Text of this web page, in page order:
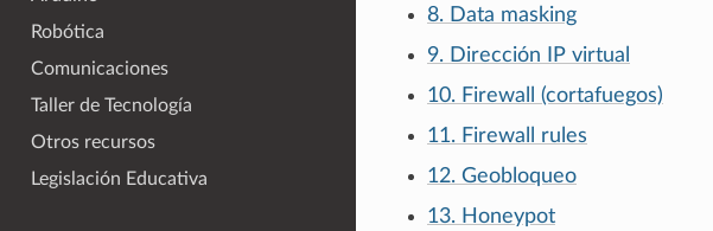
8. Data masking
9. Dirección IP virtual
10. Firewall (cortafuegos)
11. Firewall rules
12. Geobloqueo
13. Honeypot
Robótica
Comunicaciones
Taller de Tecnología
Otros recursos
Legislación Educativa